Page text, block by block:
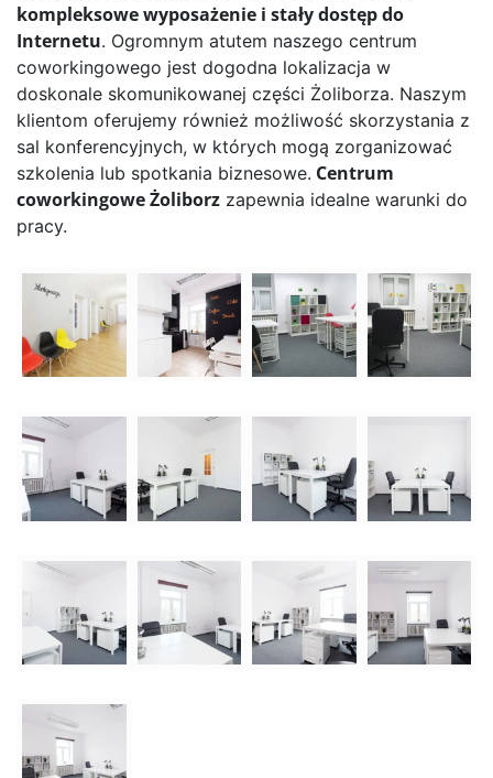
kompleksowe wyposażenie i stały dostęp do
Internetu. Ogromnym atutem naszego centrum
coworkingowego jest dogodna lokalizacja w
doskonale skomunikowanej części Żoliborza. Naszym
klientom oferujemy również możliwość skorzystania z
sal konferencyjnych, w których mogą zorganizować
szkolenia lub spotkania biznesowe. Centrum
coworkingowe Żoliborz zapewnia idealne warunki do
pracy.